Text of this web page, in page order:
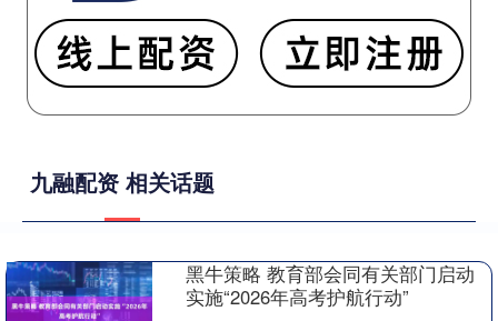
九融配资 相关话题
黑牛策略 教育部会同有关部门启动
实施“2026年高考护航行动”